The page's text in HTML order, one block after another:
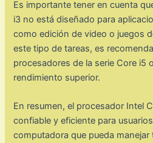
Es importante tener en cuenta
i3 no está diseñado para
como edición de video o juegos
este tipo de tareas, es
procesadores de la serie Core i5
rendimiento superior.
En resumen, el procesador Intel
confiable y eficiente para
computadora que pueda